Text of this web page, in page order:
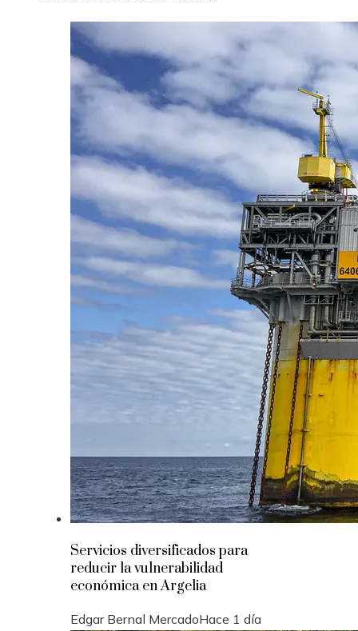
Servicios diversificados para
reducir la vulnerabilidad
económica en Argelia
Edgar Bernal MercadoHace 1 día